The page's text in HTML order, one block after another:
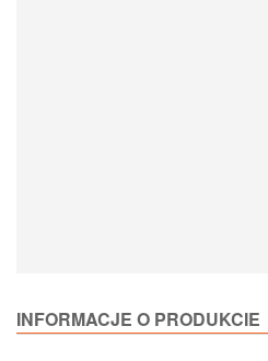
INFORMACJE O PRODUKCIE